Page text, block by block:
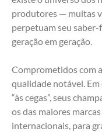
produtores — muitas
perpetuam seu saber-
geração em geração.
Comprometidos com
qualidade notável. Em
“às cegas”, seus
os das maiores marcas
internacionais, para